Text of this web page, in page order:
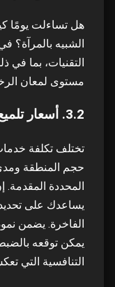
هل تساءلت يومًا
التقنيات، بما في
مستوى لمعان
3.2. أسعار تلميع الرخام والشفافية
تختلف تكلفة
حجم المنطقة
المحددة
يساعدك على تحديد
الفاخرة. يضمن
يمكن توقعه
التنافسية التي